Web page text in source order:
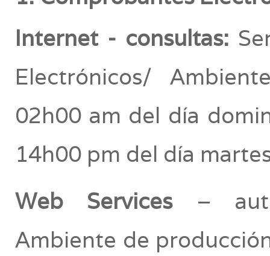
Internet - consultas:
Electrónicos/
02h00 am del día
14h00 pm del día
Web Services–
Ambiente de